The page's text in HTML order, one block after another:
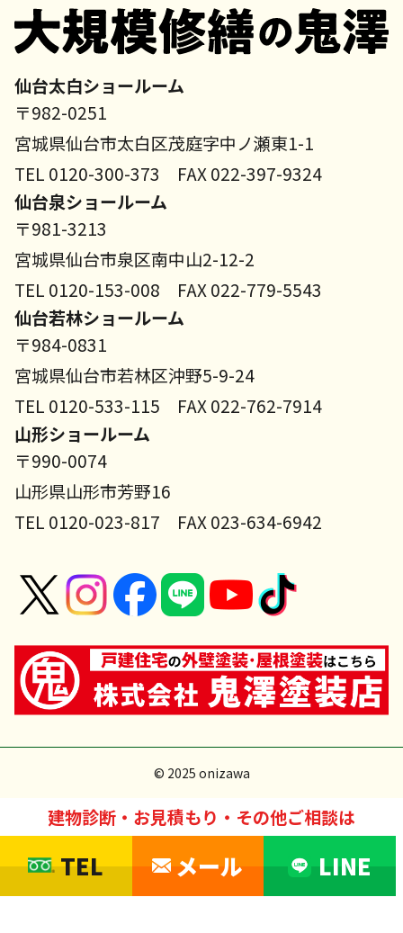
仙台太白ショールーム
〒982-0251
宮城県仙台市太白区茂庭字中ノ瀬東1-1
TEL 0120-300-373 FAX 022-397-9324
仙台泉ショールーム
〒981-3213
宮城県仙台市泉区南中山2-12-2
TEL 0120-153-008 FAX 022-779-5543
仙台若林ショールーム
〒984-0831
宮城県仙台市若林区沖野5-9-24
TEL 0120-533-115 FAX 022-762-7914
山形ショールーム
〒990-0074
山形県山形市芳野16
TEL 0120-023-817 FAX 023-634-6942
© 2025 onizawa
建物診断・お見積もり・その他ご相談は
TEL メール LINE